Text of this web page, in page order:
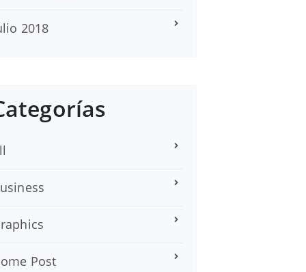
2018
Post